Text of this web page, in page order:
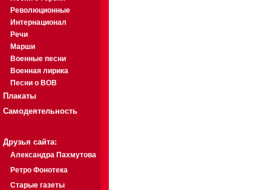
Революционные
Интернационал
Речи
Марши
Военные песни
Военная лирика
Песни о ВОВ
Плакаты
Самодеятельность
Друзья сайта:
Александра Пахмутова
Ретро Фонотека
Старые газеты